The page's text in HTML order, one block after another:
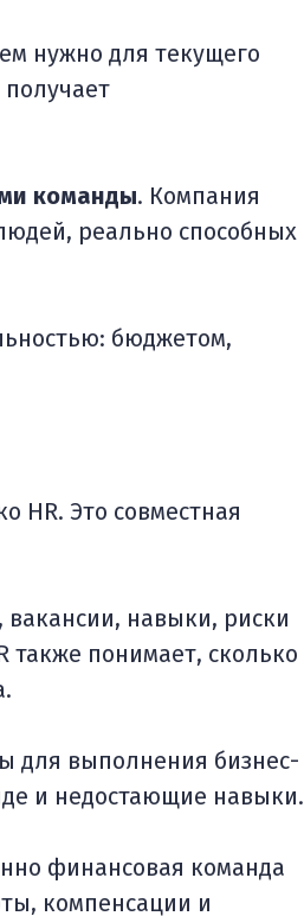
нужно для текущего
команды. Компания
реально способных
бюджетом,
HR. Это совместная
вакансии, навыки, риски
понимает, сколько
для выполнения бизнес-
и недостающие навыки.
финансовая команда
компенсации и